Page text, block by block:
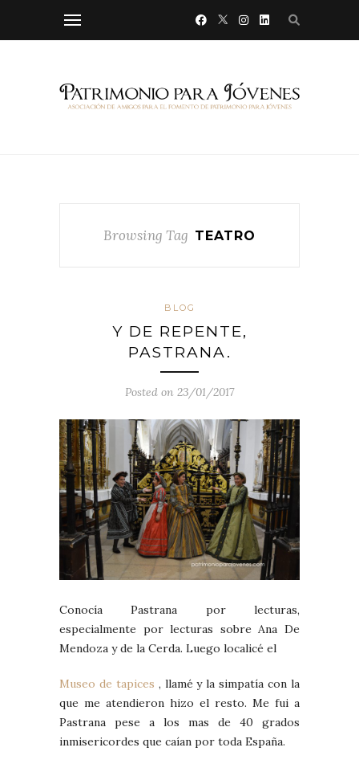
Browsing Tag TEATRO
BLOG
Y DE REPENTE,
PASTRANA.
Posted on 23/01/2017
Conocía Pastrana por lecturas,
especialmente por lecturas sobre Ana De
Mendoza y de la Cerda. Luego localicé el
Museo de tapices , llamé y la simpatía con la
que me atendieron hizo el resto. Me fui a
Pastrana pese a los mas de 40 grados
inmisericordes que caían por toda España.